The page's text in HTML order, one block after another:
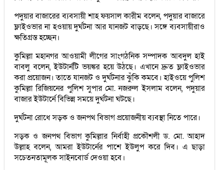
পদুয়ার বাজারের ব্যবসায়ী শাহ ফয়সাল কারীম বলেন, পদুয়ার বাজারে
ফ্লাইওভার না হওয়ায় দুর্ঘটনা আর যানজট বাড়ছে। সঙ্গে ব্যবসায়ীরাও
ক্ষতিগ্রস্ত হচ্ছেন।
কুমিল্লা মহানগর আওয়ামী লীগের সাংগঠনিক সম্পাদক আবদুল হাই
বাবলু বলেন, ইউটার্নটি ভয়ঙ্কর হয়ে উঠছে। এখানে দ্রুত ফ্লাইওভার
করা প্রয়োজন। তাতে যানজট ও দুর্ঘটনার ঝুঁকি কমবে। হাইওয়ে পুলিশ
কুমিল্লা রিজিয়নের পুলিশ সুপার মো. নজরুল ইসলাম বলেন, পদুয়ার
বাজার ইউটার্নে বিভিন্ন সময়ে দুর্ঘটনা ঘটছে।
দুর্ঘটনা রোধে সড়ক ও জনপথ বিভাগ প্রয়োজনীয় ব্যবস্থা নিতে পারে।
সড়ক ও জনপথ বিভাগ কুমিল্লার নির্বাহী প্রকৌশলী ড. মো. আহাদ
উল্লাহ বলেন, আমরা ইউটার্নের পাশে ইউলুপ করে দিব। এ ছাড়া
সচেতনতামূলক সাইনবোর্ড দেওয়া হবে।